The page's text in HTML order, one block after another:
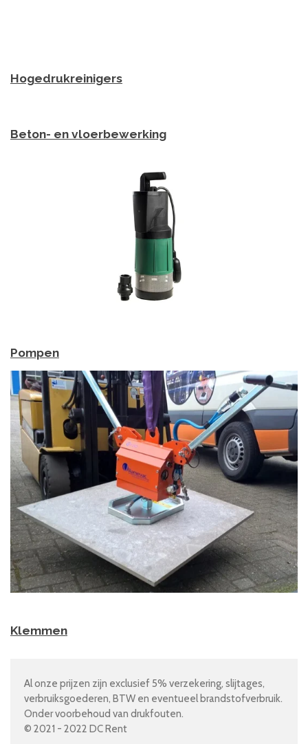
Hogedrukreinigers
Beton- en vloerbewerking
Pompen
Klemmen
Al onze prijzen zijn exclusief 5% verzekering, slijtages,
verbruiksgoederen, BTW en eventueel brandstofverbruik.
Onder voorbehoud van drukfouten.
© 2021 - 2022 DC Rent